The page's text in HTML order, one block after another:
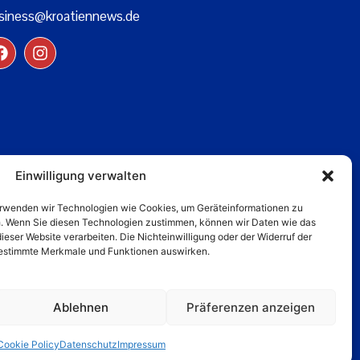
Einwilligung verwalten
wir Technologien wie Cookies, um Geräteinformationen zu
Sie diesen Technologien zustimmen, können wir Daten wie das
Website verarbeiten. Die Nichteinwilligung oder der Widerruf der
Merkmale und Funktionen auswirken.
Ablehnen Präferenzen anzeigen
PolicyDatenschutzImpressum